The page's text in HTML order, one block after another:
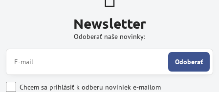
Newsletter
Odoberať naše novinky:
Odoberať
Chcem sa prihlásiť k odberu noviniek e-mailom